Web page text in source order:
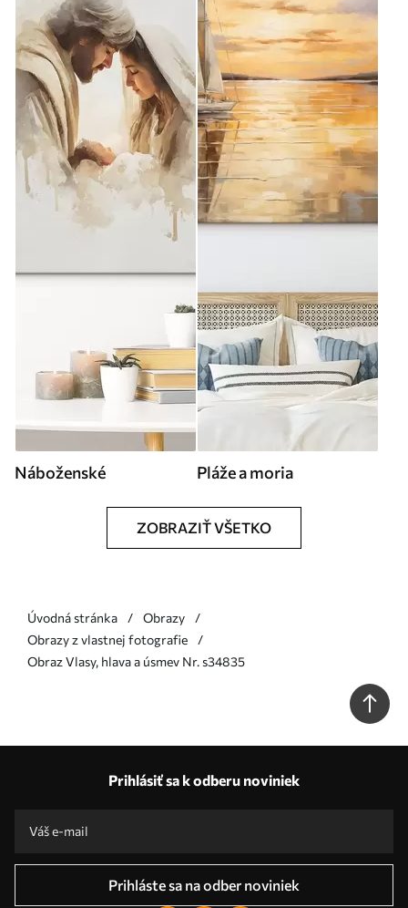
Náboženské Pláže a moria
ZOBRAZIŤ VŠETKO
Úvodná stránka
Obrazy
Obrazy z vlastnej fotografie
Obraz Vlasy, hlava a úsmev Nr. s34835
Prihlásiť sa k odberu noviniek
Prihláste sa na odber noviniek